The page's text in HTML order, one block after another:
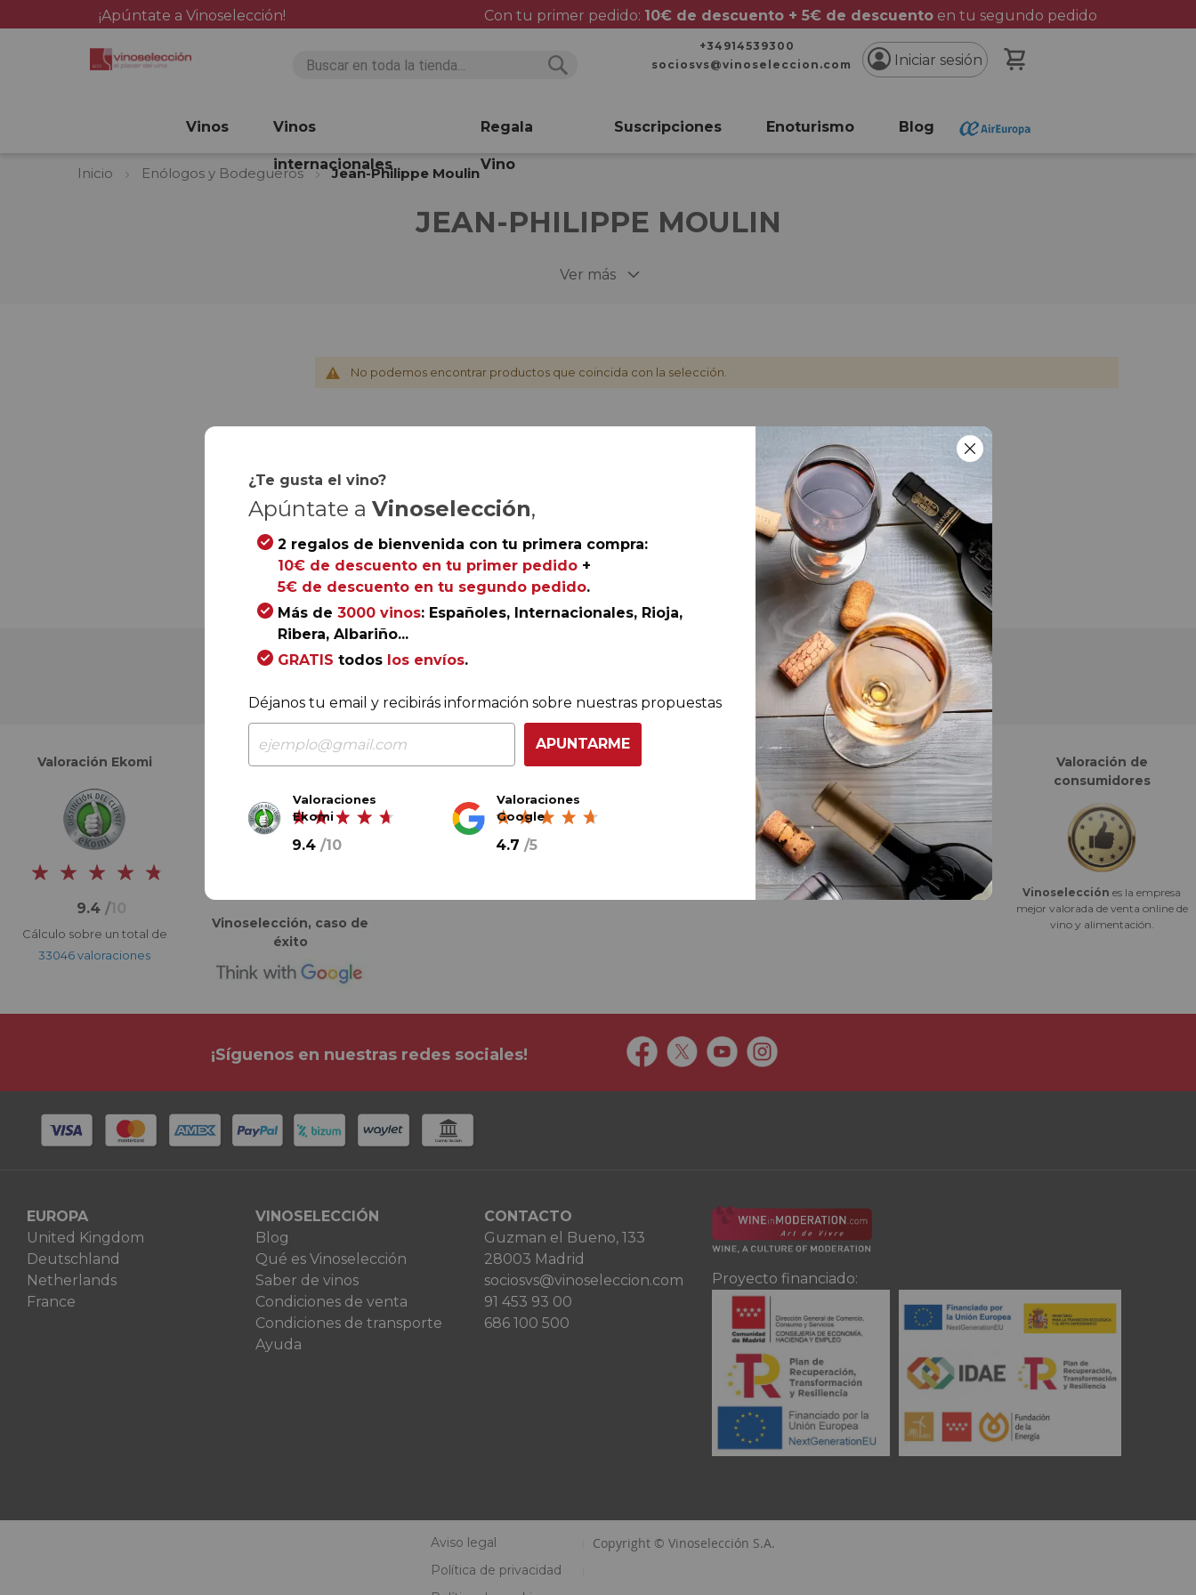
¡Apúntate a Vinoselección! Con tu primer pedido: 10€ de descuento + 5€ de descuentoen tu segundo pedido
+34914539300
sociosvs@vinoseleccion.com
Iniciar sesión
Vinos Vinos
internacionales
Regala
Vino
Suscripciones Enoturismo Blog
Inicio Enólogos y Bodegueros Jean-Philippe Moulin
JEAN-PHILIPPE MOULIN
Ver más
No podemos encontrar productos que coincida con la selección.
COMPRA CON TOTAL CONFIANZA
Más de 180.000 clientes ya lo hacen
Valoración Ekomi
9.4 /10
Cálculo sobre un total de
33046 valoraciones
Valoración Google
Vinoselección, caso de
éxito
Ganador eCommerce
Ganador eAwards 2023
Mejor e-commerce del año
Finalistas eCommerce
Awards España
Mejor e-commerce 2023
Valoración de
consumidores
Vinoselección es la empresa
mejor valorada de venta online de
vino y alimentación.
¡Síguenos en nuestras redes sociales!
EUROPA
United Kingdom
Deutschland
Netherlands
France
VINOSELECCIÓN
Blog
Qué es Vinoselección
Saber de vinos
Condiciones de venta
Condiciones de transporte
Ayuda
CONTACTO
Guzman el Bueno, 133
28003 Madrid
sociosvs@vinoseleccion.com
91 453 93 00
686 100 500
Proyecto financiado:
Aviso legal
Política de privacidad
Copyright © Vinoselección S.A.
¿Te gusta el vino?
Apúntate a Vinoselección,
2 regalos de bienvenida con tu primera compra:
10€ de descuento en tu primer pedido+
5€ de descuento en tu segundo pedido.
Más de 3000 vinos: Españoles, Internacionales, Rioja,
Ribera, Albariño...
GRATIS todos los envíos.
Déjanos tu email y recibirás información sobre nuestras propuestas
APUNTARME
Valoraciones
Ekomi
9.4 /10
Valoraciones
Google
4.7 /5